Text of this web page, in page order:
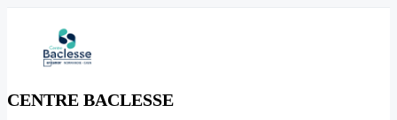
CENTRE BACLESSE